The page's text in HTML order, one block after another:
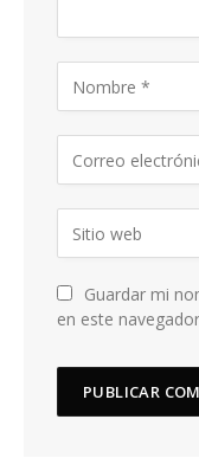
Guardar mi
en este